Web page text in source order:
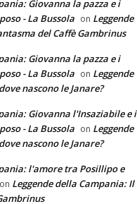
Giovanna la pazza e i
- La Bussola on Leggende
del Caffè Gambrinus
Giovanna la pazza e i
- La Bussola on Leggende
nascono le Janare?
Giovanna l'Insaziabile e i
- La Bussola on Leggende
nascono le Janare?
l'amore tra Posillipo e
on Leggende della Campania: Il